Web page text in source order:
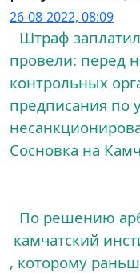
26-08-2022, 08:09
Штраф
провели: перед
контрольных
предписания по
Сосновка на
По решению
камчатский
, которому